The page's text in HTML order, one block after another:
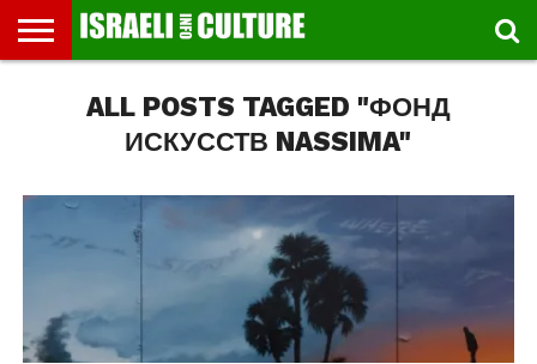
МУЗЕИ
СТРАНА
ФЕСТИВАЛЕЙ
ТЕАТР
КНИГИ.
ТЕКСТЫ
МУЗЫКА
РЕЛИГИЯ/
ИСТОРИЯ
ДВИЖЕНИЕ
ДЕТИ
ВЫХОДНОГО
МАРШРУТЫ
ПРОГУЛЬЩИКА
ВИДЕО-
РЕЧИ
ВПЕЧАТЛЕНИЯ
ВСТРЕЧИ
ИНТЕРВЬЮ
КИНОALL POSTS TAGGED "ФОНД
ИСКУССТВ NASSIMA"